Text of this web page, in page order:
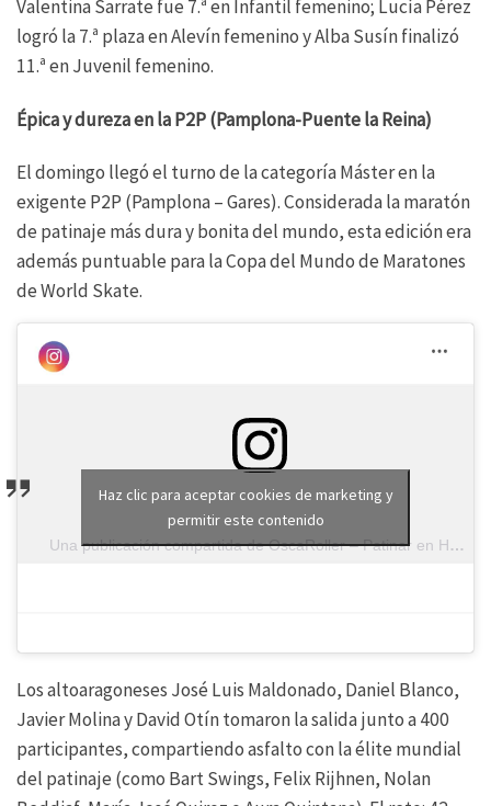
Valentina Sarrate fue 7.ª en Infantil femenino; Lucía Pérez
logró la 7.ª plaza en Alevín femenino y Alba Susín finalizó
11.ª en Juvenil femenino.
Épica y dureza en la P2P (Pamplona-Puente la Reina)
El domingo llegó el turno de la categoría Máster en la
exigente P2P (Pamplona – Gares). Considerada la maratón
de patinaje más dura y bonita del mundo, esta edición era
además puntuable para la Copa del Mundo de Maratones
de World Skate.
Una publicación compartida de OscaRoller – Patinar en Huesca (@cposcaroller)
Haz clic para aceptar cookies de marketing y
permitir este contenido
Los altoaragoneses José Luis Maldonado, Daniel Blanco,
Javier Molina y David Otín tomaron la salida junto a 400
participantes, compartiendo asfalto con la élite mundial
del patinaje (como Bart Swings, Felix Rijhnen, Nolan